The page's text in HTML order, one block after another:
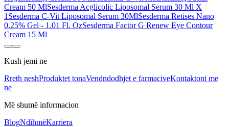
Cream 50 MlSesderma Acglicolic Liposomal Serum 30 Ml X
1 Sesderma C-Vit Liposomal Serum 30MlSesderma Retises Nano
0.25% Gel - 1.01 Fl. OzSesderma Factor G Renew Eye Contour
Cream 15 Ml
Kush jemi ne
Rreth neshProduktet tonaVendndodhjet e farmaciveKontaktoni me
ne
Më shumë informacion
BlogNdihmëKarriera